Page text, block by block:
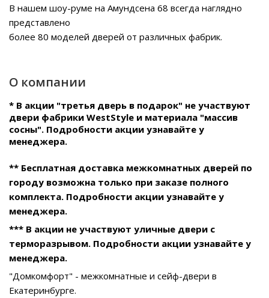
В нашем шоу-руме на Амундсена 68 всегда наглядно
представлено
более 80 моделей дверей от различных фабрик.
О компании
* В акции "третья дверь в подарок" не участвуют
двери фабрики WestStyle и материала "массив
сосны". Подробности акции узнавайте у
менеджера.
** Бесплатная доставка межкомнатных дверей по
городу возможна только при заказе полного
комплекта. Подробности акции узнавайте у
менеджера.
*** В акции не участвуют уличные двери с
терморазрывом. Подробности акции узнавайте у
менеджера.
"Домкомфорт" - межкомнатные и сейф-двери в
Екатеринбурге.